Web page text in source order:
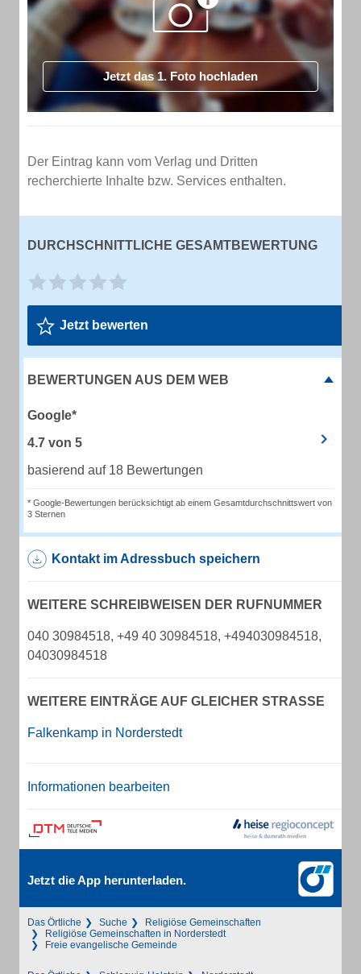
Jetzt das 1. Foto hochladen
Der Eintrag kann vom Verlag und Dritten
recherchierte Inhalte bzw. Services enthalten.
DURCHSCHNITTLICHE GESAMTBEWERTUNG
Jetzt bewerten
BEWERTUNGEN AUS DEM WEB
Google*
4.7 von 5
basierend auf 18 Bewertungen
* Google-Bewertungen berücksichtigt ab einem Gesamtdurchschnittswert von
3 Sternen
Kontakt im Adressbuch speichern
WEITERE SCHREIBWEISEN DER RUFNUMMER
040 30984518, +49 40 30984518, +494030984518,
04030984518
WEITERE EINTRÄGE AUF GLEICHER STRASSE
Falkenkamp in Norderstedt
Informationen bearbeiten
Jetzt die App herunterladen.
Das Örtliche Suche
Religiöse Gemeinschaften
Religiöse Gemeinschaften in Norderstedt
Freie evangelische Gemeinde